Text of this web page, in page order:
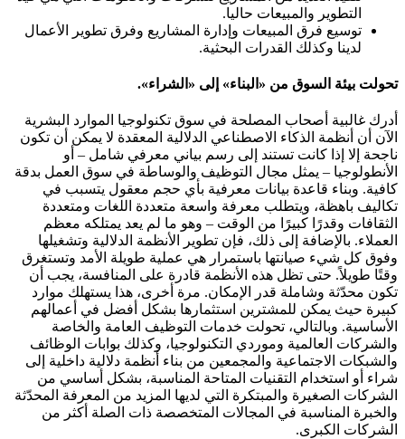
التطوير والمبيعات حاليا.
توسيع فرق المبيعات وإدارة المشاريع وفرق تطوير الأعمال
لدينا وكذلك القدرات البحثية.
تحولت بيئة السوق من «البناء» إلى «الشراء».
أدرك غالبية أصحاب المصلحة في سوق تكنولوجيا الموارد البشرية
الآن أن أنظمة الذكاء الاصطناعي الدلالية المعقدة لا يمكن أن تكون
ناجحة إلا إذا كانت تستند إلى رسم بياني معرفي شامل – أو
الأنطولوجيا – يمثل مجال التوظيف والوساطة في سوق العمل بدقة
كافية. وبناء قاعدة بيانات معرفية بأي حجم معقول يتسبب في
تكاليف باهظة، ويتطلب معرفة واسعة متعددة اللغات ومتعددة
الثقافات وقدرًا كبيرًا من الوقت – وهو ما لم يعد يمتلكه معظم
العملاء. بالإضافة إلى ذلك، فإن تطوير الأنظمة الدلالية وتشغيلها
وفوق كل شيء صيانتها باستمرار هي عملية طويلة الأمد وتستغرق
وقتًا طويلاً. حتى تظل هذه الأنظمة قادرة على المنافسة، يجب أن
تكون محدّثة وشاملة قدر الإمكان. مرة أخرى، هذا يستهلك موارد
كبيرة حيث يمكن للمشترين استثمارها بشكل أفضل في أعمالهم
الأساسية. وبالتالي، تحولت خدمات التوظيف العامة والخاصة
والشركات العالمية وموردي التكنولوجيا، وكذلك بوابات الوظائف
والشبكات الاجتماعية والمجمعين من بناء أنظمة دلالية داخلية إلى
شراء أو استخدام التقنيات المتاحة المناسبة، بشكل أساسي من
الشركات الصغيرة والمبتكرة التي لديها المزيد من المعرفة المحدّثة
والخبرة المناسبة في المجالات المتخصصة ذات الصلة أكثر من
الشركات الكبرى.